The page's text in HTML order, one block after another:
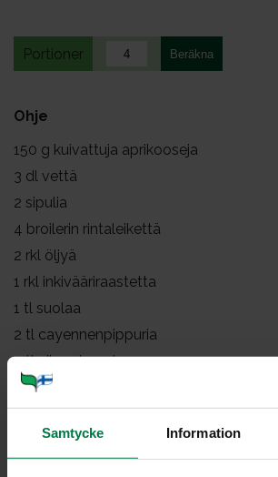
Samtycke Information
Portioner
Ohje
150 g kuivattuja aprikooseja
3 dl vettä
2 sipulia
4 broilerin rintaleikettä
2 rkl öljyä
1 rkl inkivääriraastetta
1 tl suolaa
2 tl cayennenpippuria
2tl viherpippuria
2rkl maissitärkkelystä
1kanaliemikuutio
hienonnettua persiljaa